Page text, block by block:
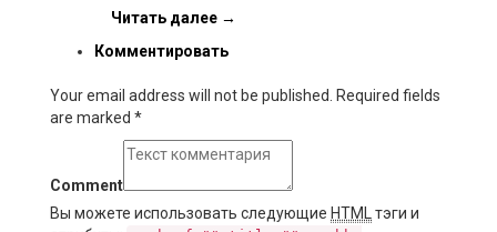
Читать далее →
Комментировать
Your email address will not be published. Required fields
are marked *
Comment
Вы можете использовать следующие HTMLтэги и